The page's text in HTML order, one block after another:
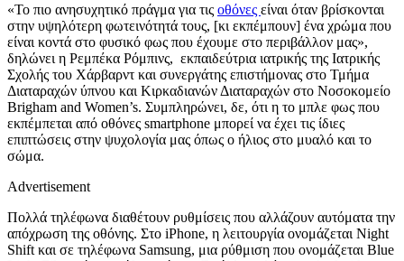
«Το πιο ανησυχητικό πράγμα για τις οθόνες είναι όταν βρίσκονται
στην υψηλότερη φωτεινότητά τους, [κι εκπέμπουν] ένα χρώμα που
είναι κοντά στο φυσικό φως που έχουμε στο περιβάλλον μας»,
δηλώνει η Ρεμπέκα Ρόμπινς, εκπαιδεύτρια ιατρικής της Ιατρικής
Σχολής του Χάρβαρντ και συνεργάτης επιστήμονας στο Τμήμα
Διαταραχών ύπνου και Κιρκαδιανών Διαταραχών στο Νοσοκομείο
Brigham and Women’s. Συμπληρώνει, δε, ότι η το μπλε φως που
εκπέμπεται από οθόνες smartphone μπορεί να έχει τις ίδιες
επιπτώσεις στην ψυχολογία μας όπως ο ήλιος στο μυαλό και το
σώμα.
Advertisement
Πολλά τηλέφωνα διαθέτουν ρυθμίσεις που αλλάζουν αυτόματα την
απόχρωση της οθόνης. Στο iPhone, η λειτουργία ονομάζεται Night
Shift και σε τηλέφωνα Samsung, μια ρύθμιση που ονομάζεται Blue